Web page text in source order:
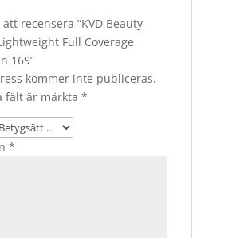
recensera ”KVD Beauty
Full Coverage
169”
kommer inte publiceras.
fält är märkta *
*